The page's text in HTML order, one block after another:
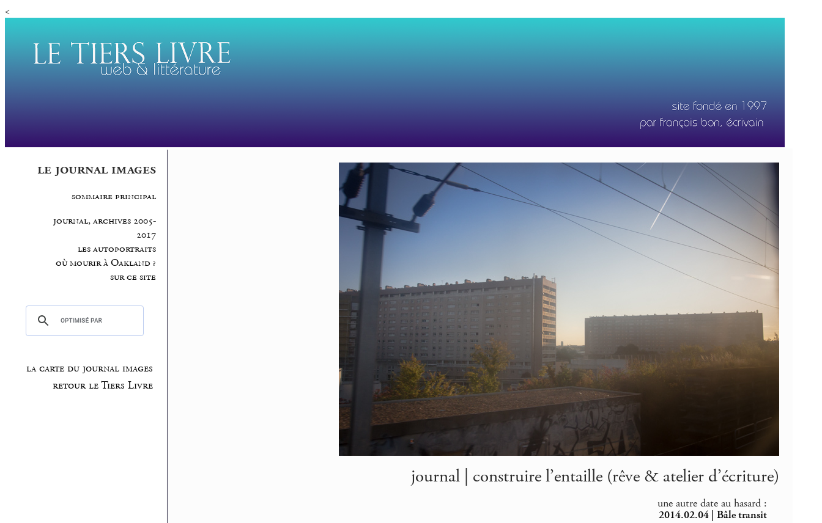
<
le journal images
sommaire principal
journal, archives 2005-
2017
les autoportraits
où mourir à Oakland ?
sur ce site
la carte du journal images
retour le Tiers Livre
journal | construire l’entaille (rêve & atelier d’écriture)
une autre date au hasard :
2014.02.04 | Bâle transit